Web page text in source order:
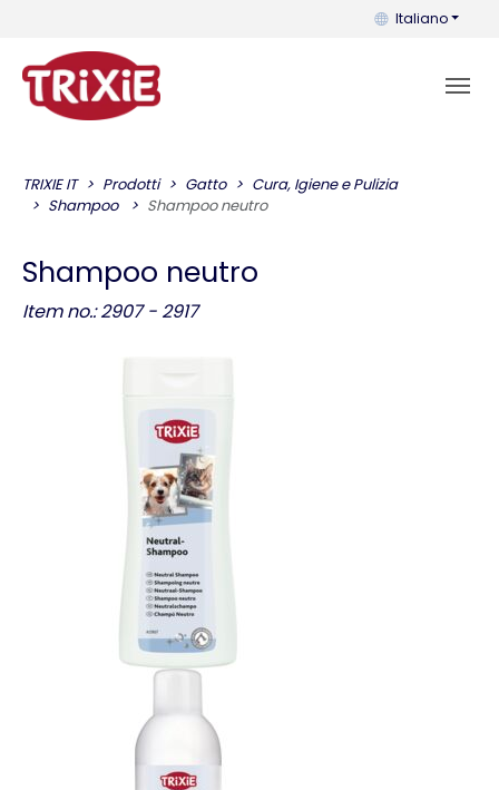
Puoi cambiare
Italiano
TRIXIE IT Prodotti Gatto
Cura, Igiene e Pulizia
Shampoo
Shampoo neutro
Shampoo neutro
Item no.: 2907 - 2917